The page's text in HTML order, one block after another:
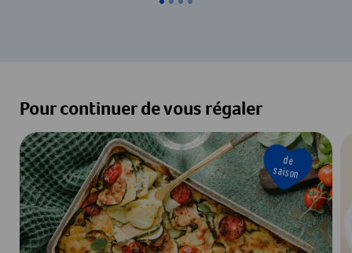
Pour continuer de vous régaler
de
saison